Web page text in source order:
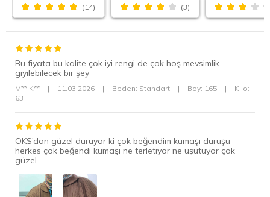
kombinlenebilir?
Hangi ayakkabı ve çanta seçenekleriyle
tamamlanabilir?
Loafer, babet, sade spor ayakkabı veya kısa topuklu ayakkabı;
günlük el ya da omuz çantasıyla tamamlanabilir.
Ürünün kodu nedir?
Ürün kodu FXY-65903 olarak belirtilmiştir.
Ürün Açıklaması
Yıkama Talimatı
(14) (3)
Bu fiyata bu kalite çok iyi rengi de çok hoş mevsimlik
giyilebilecek bir şey
M** K** | 11.03.2026 | Beden: Standart | Boy: 165 |
Kilo:
63
OKS’dan güzel duruyor ki çok beğendim kumaşı duruşu
herkes çok beğendi kumaşı ne terletiyor ne üşütüyor çok
güzel